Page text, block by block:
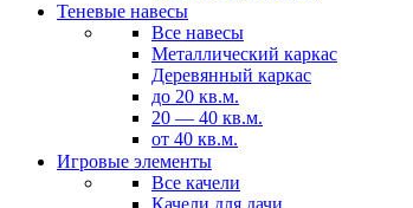
Теневые навесы
Все навесы
Металлический каркас
Деревянный каркас
до 20 кв.м.
20 — 40 кв.м.
от 40 кв.м.
Игровые элементы
Все качели
Качели для дачи